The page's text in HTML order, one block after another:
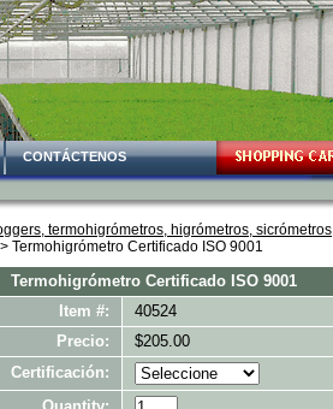
CONTÁCTENOS
termohigrómetros, higrómetros, sicrómetros,
Termohigrómetro Certificado ISO 9001
Termohigrómetro Certificado ISO 9001
Item #:
40524
Precio:
$205.00
Certificación: